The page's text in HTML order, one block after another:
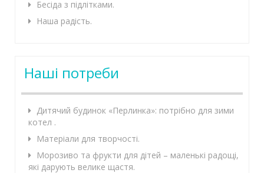
Бесіда з підлітками.
Наша радість.
Наші потреби
Дитячий будинок «Перлинка»: потрібно для зими
котел .
Матеріали для творчості.
Морозиво та фрукти для дітей – маленькі радощі,
які дарують велике щастя.